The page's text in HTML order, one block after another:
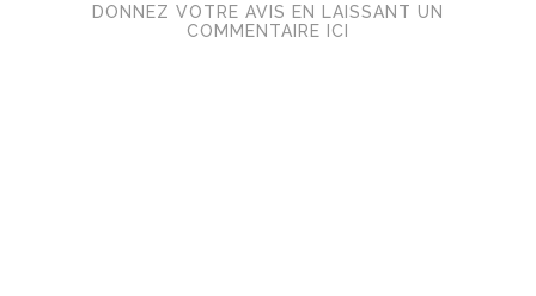
DONNEZ VOTRE AVIS EN LAISSANT UN
COMMENTAIRE ICI